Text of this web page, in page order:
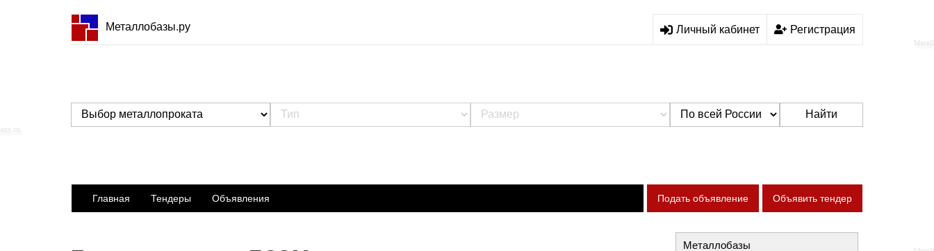
Металлобазы.ру Личный кабинет Регистрация
Найти
Главная Тендеры Объявления Подать объявление Объявить тендер
Металлобазы